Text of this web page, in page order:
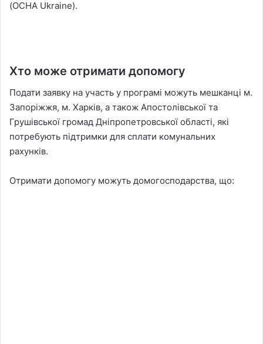
(OCHA Ukraine).
Хто може отримати допомогу
Подати заявку на участь у програмі можуть мешканці м.
Запоріжжя, м. Харків, а також Апостолівської та
Грушівської громад Дніпропетровської області, які
потребують підтримки для сплати комунальних
рахунків.
Отримати допомогу можуть домогосподарства, що: